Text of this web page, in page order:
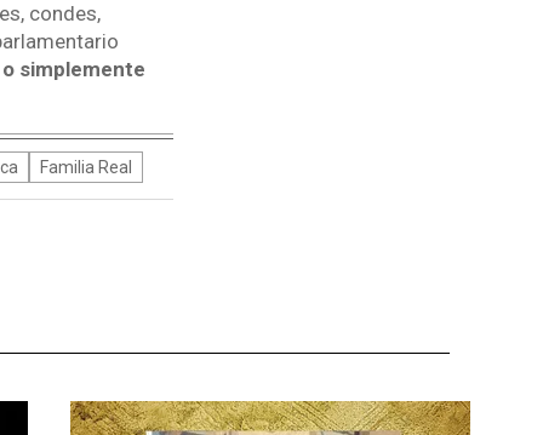
condes,
simplemente
Familia Real